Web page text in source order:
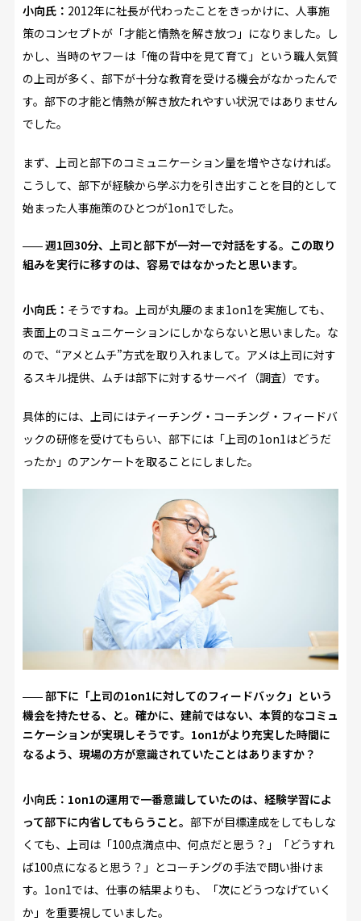
小向氏： 2012年に社長が代わったことをきっかけに、人事施
策のコンセプトが「才能と情熱を解き放つ」になりました。し
かし、当時のヤフーは「俺の背中を見て育て」という職人気質
の上司が多く、部下が十分な教育を受ける機会がなかったんで
す。部下の才能と情熱が解き放たれやすい状況ではありません
でした。
まず、上司と部下のコミュニケーション量を増やさなければ。
こうして、部下が経験から学ぶ力を引き出すことを目的として
始まった人事施策のひとつが1on1でした。
週1回30分、上司と部下が一対一で対話をする。この取り
組みを実行に移すのは、容易ではなかったと思います。
小向氏： そうですね。上司が丸腰のまま1on1を実施しても、
表面上のコミュニケーションにしかならないと思いました。な
ので、“アメとムチ”方式を取り入れまして。アメは上司に対す
るスキル提供、ムチは部下に対するサーベイ（調査）です。
具体的には、上司にはティーチング・コーチング・フィードバ
ックの研修を受けてもらい、部下には「上司の1on1はどうだ
ったか」のアンケートを取ることにしました。
部下に「上司の1on1に対してのフィードバック」という
機会を持たせる、と。確かに、建前ではない、本質的なコミュ
ニケーションが実現しそうです。1on1がより充実した時間に
なるよう、現場の方が意識されていたことはありますか？
小向氏： 1on1の運用で一番意識していたのは、経験学習によ
って部下に内省してもらうこと。 部下が目標達成をしてもしな
くても、上司は「100点満点中、何点だと思う？」「どうすれ
ば100点になると思う？」とコーチングの手法で問い掛けま
す。1on1では、仕事の結果よりも、「次にどうつなげていく
か」を重要視していました。